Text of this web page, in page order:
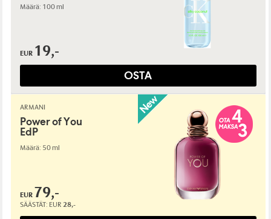
Määrä: 100 ml
EUR 19,-
OSTA
ARMANI
Power of You
EdP
Määrä: 50 ml
EUR 79,-
SÄÄSTÄT: EUR 28,-